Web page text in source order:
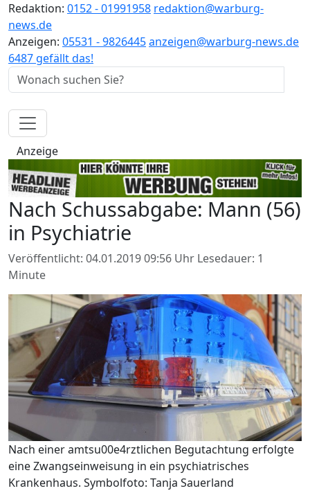
Redaktion: 0152 - 01991958 redaktion@warburg-
news.de
Anzeigen: 05531 - 9826445anzeigen@warburg-news.de
6487 gefällt das!
Anzeige
Nach Schussabgabe: Mann (56)
in Psychiatrie
Veröffentlicht: 04.01.2019 09:56 Uhr Lesedauer: 1
Minute
Nach einer amtsu00e4rztlichen Begutachtung erfolgte
eine Zwangseinweisung in ein psychiatrisches
Krankenhaus. Symbolfoto: Tanja Sauerland